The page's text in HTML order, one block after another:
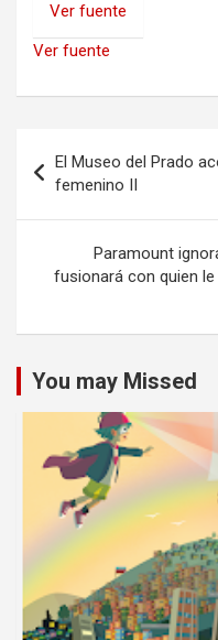
Ver fuente
Ver fuente
de
entradas
El Museo del Prado
femenino II
Paramount
fusionará con quien
You may Missed